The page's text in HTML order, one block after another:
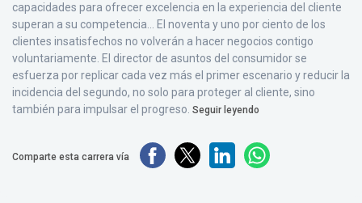
capacidades para ofrecer excelencia en la experiencia del cliente
superan a su competencia... El noventa y uno por ciento de los
clientes insatisfechos no volverán a hacer negocios contigo
voluntariamente. El director de asuntos del consumidor se
esfuerza por replicar cada vez más el primer escenario y reducir la
incidencia del segundo, no solo para proteger al cliente, sino
también para impulsar el progreso. Seguir leyendo
Comparte esta carrera vía